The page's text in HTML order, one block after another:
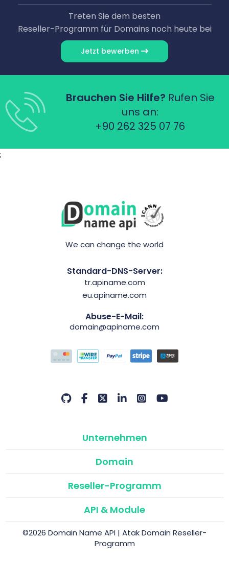
Treten Sie dem besten
Reseller-Programm für Domains noch heute bei
Jetzt bewerben
Brauchen Sie Hilfe? Rufen Sie
uns an:
+90 262 325 07 76
;
We can change the world
Standard-DNS-Server:
tr.apiname.com
eu.apiname.com
Abuse-E-Mail:
domain@apiname.com
Unternehmen
Domain
Reseller-Programm
API & Module
©2026 Domain Name API | Atak Domain Reseller-
Programm